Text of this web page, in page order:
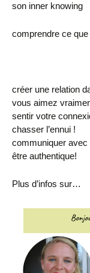
son inner knowing
comprendre ce
créer une relation
vous aimez
sentir votre
chasser l’ennui !
communiquer avec
être authentique!
Plus d’infos sur…